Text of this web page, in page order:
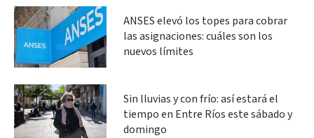
ANSES elevó los topes para cobrar
las asignaciones: cuáles son los
nuevos límites
Sin lluvias y con frío: así estará el
tiempo en Entre Ríos este sábado y
domingo